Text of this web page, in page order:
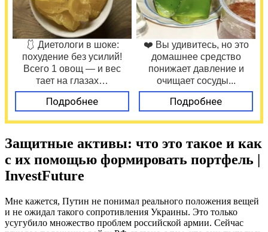
🩱 Диетологи в шоке:
похудение без усилий!
Всего 1 овощ — и вес
тает на глазах…
Подробнее
❤️ Вы удивитесь, но это
домашнее средство
понижает давление и
очищает сосуды...
Подробнее
Защитные активы: что это такое и как
с их помощью формировать портфель |
InvestFuture
Мне кажется, Путин не понимал реального положения вещей
и не ожидал такого сопротивления Украины. Это только
усугубило множество проблем российской армии. Сейчас